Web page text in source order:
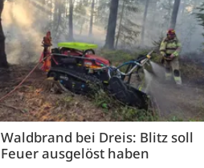
Waldbrand bei Dreis: Blitz soll
Feuer ausgelöst haben